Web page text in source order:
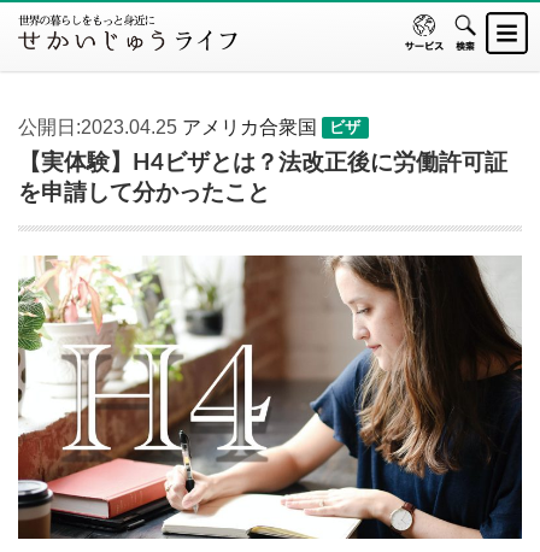
公開日:2023.04.25 アメリカ合衆国 ビザ
【実体験】H4ビザとは？法改正後に労働許可証
を申請して分かったこと